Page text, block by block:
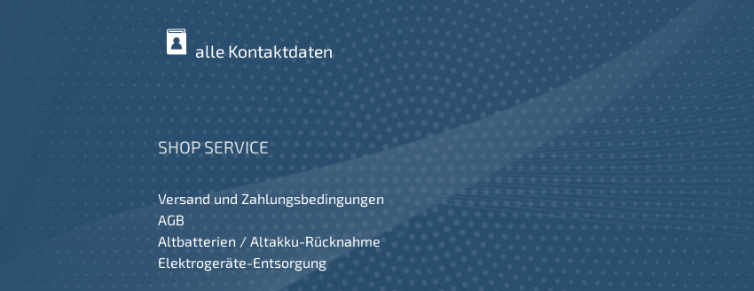
alle Kontaktdaten
SHOP SERVICE
Versand und Zahlungsbedingungen
AGB
Altbatterien / Altakku-Rücknahme
Elektrogeräte-Entsorgung